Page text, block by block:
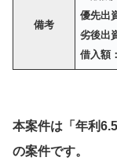
備考
優先出
劣後出
借入額
本案件は「年利
の案件です。